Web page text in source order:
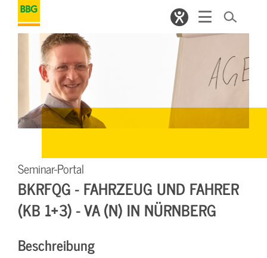
Seminar-Portal
BKRFQG - FAHRZEUG UND FAHRER
(KB 1+3) - VA (N) IN NÜRNBERG
Beschreibung